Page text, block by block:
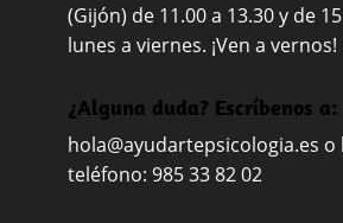
(Gijón) de 11.00 a 13.30 y de
lunes a viernes. ¡Ven a vernos!
¿Alguna duda? Escríbenos a:
hola@ayudartepsicologia.es o
teléfono: 985 33 82 02